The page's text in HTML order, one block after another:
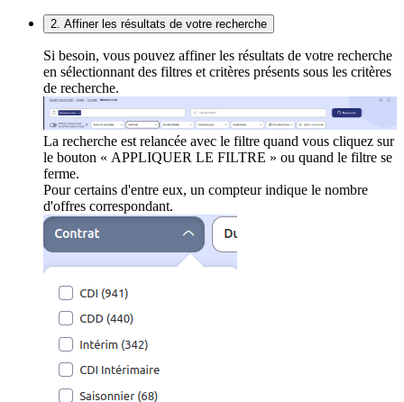
2. Affiner les résultats de votre recherche
Si besoin, vous pouvez affiner les résultats de votre recherche
en sélectionnant des filtres et critères présents sous les critères
de recherche.
La recherche est relancée avec le filtre quand vous cliquez sur
le bouton « APPLIQUER LE FILTRE » ou quand le filtre se
ferme.
Pour certains d'entre eux, un compteur indique le nombre
d'offres correspondant.